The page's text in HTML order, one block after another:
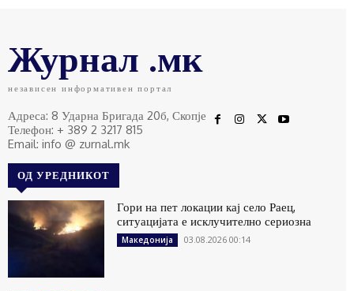
Журнал .мк
независен информативен портал
Адреса: 8 Ударна Бригада 20б, Скопје
Телефон: + 389 2 3217 815
Email: info @ zurnal.mk
ОД УРЕДНИКОТ
Гори на пет локации кај село Раец,
ситуацијата е исклучително сериозна
Македонија 03.08.2026 00:14